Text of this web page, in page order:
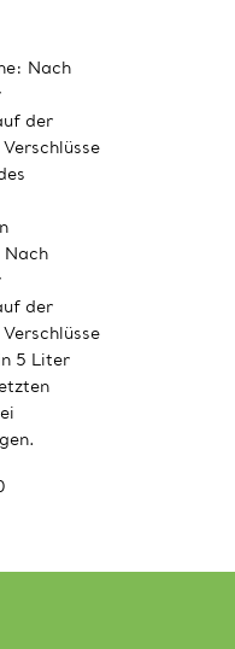
Nach
der
Nach
der
5 Liter